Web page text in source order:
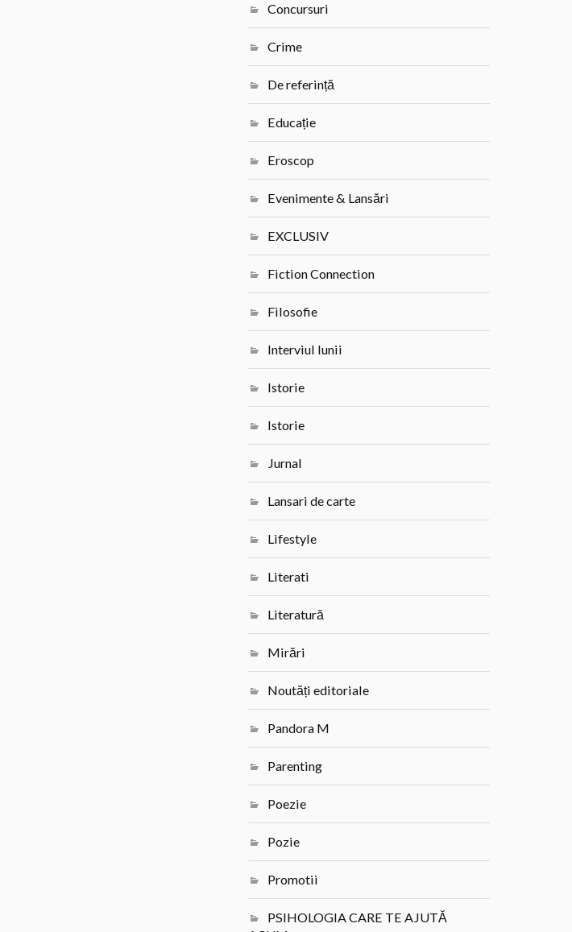
Concursuri
Crime
De referință
Educație
Eroscop
Evenimente & Lansări
EXCLUSIV
Fiction Connection
Filosofie
Interviul lunii
Istorie
Istorie
Jurnal
Lansari de carte
Lifestyle
Literati
Literatură
Mirări
Noutăți editoriale
Pandora M
Parenting
Poezie
Pozie
Promotii
PSIHOLOGIA CARE TE AJUTĂ